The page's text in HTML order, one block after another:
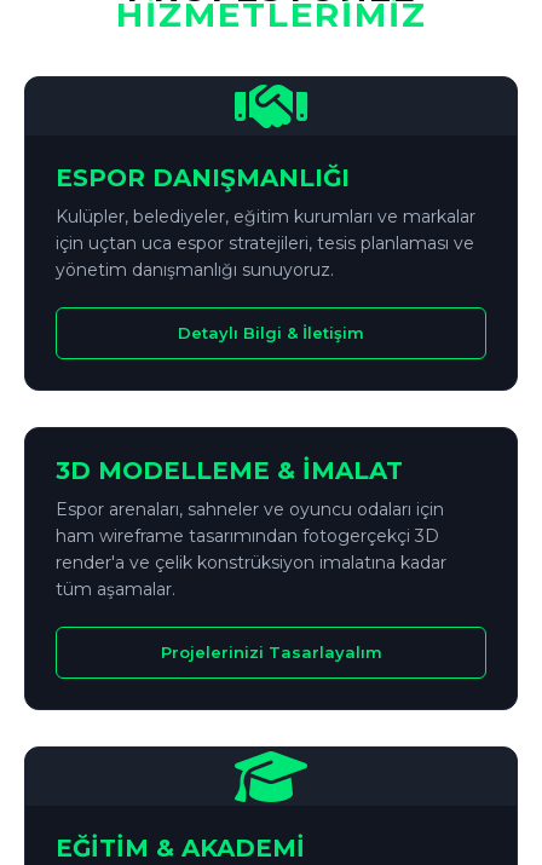
HİZMETLERİMİZ
ESPOR DANIŞMANLIĞI
Kulüpler, belediyeler, eğitim kurumları ve markalar
için uçtan uca espor stratejileri, tesis planlaması ve
yönetim danışmanlığı sunuyoruz.
Detaylı Bilgi & İletişim
↔
ÖNCE
3D MODELLEME & İMALAT
Espor arenaları, sahneler ve oyuncu odaları için
ham wireframe tasarımından fotogerçekçi 3D
render'a ve çelik konstrüksiyon imalatına kadar
tüm aşamalar.
Projelerinizi Tasarlayalım
EĞİTİM & AKADEMİ